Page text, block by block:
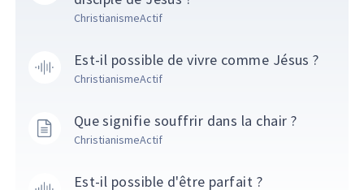
ChristianismeActif
Est-il possible de vivre comme Jésus ?
ChristianismeActif
Que signifie souffrir dans la chair ?
ChristianismeActif
Est-il possible d'être parfait ?